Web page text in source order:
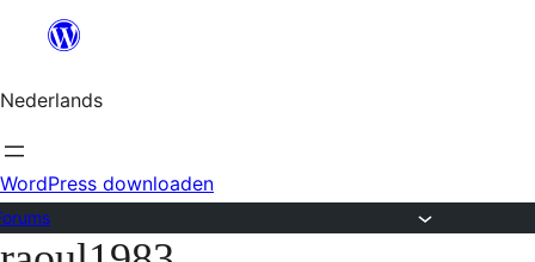
de
inhoud
Nederlands
WordPress downloaden
Ga